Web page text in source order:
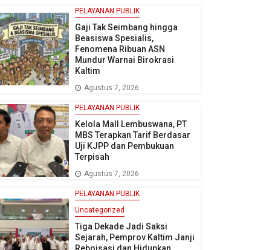
PELAYANAN PUBLIK
Gaji Tak Seimbang hingga
Beasiswa Spesialis,
Fenomena Ribuan ASN
Mundur Warnai Birokrasi
Kaltim
Agustus 7, 2026
PELAYANAN PUBLIK
Kelola Mall Lembuswana, PT
MBS Terapkan Tarif Berdasar
Uji KJPP dan Pembukuan
Terpisah
Agustus 7, 2026
PELAYANAN PUBLIK
Uncategorized
Tiga Dekade Jadi Saksi
Sejarah, Pemprov Kaltim Janji
Reboisasi dan Hidupkan